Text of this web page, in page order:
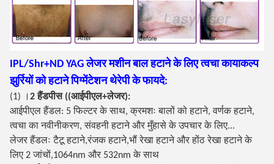
IPL/Shr+ND YAG लेजर मशीन बाल हटाने के लिए त्वचा कायाकल्प
झुर्रियों को हटाने पिग्मेंटेशन थेरेपी के फायदे:
(1) । 2 हैंडपीस ((आईपीएल+लेजर):
आईपीएल हैंडल: 5 फिल्टर के साथ, क्रमशः बालों को हटाने, वर्णक हटाने,
त्वचा का नवीनीकरण, संवहनी हटाने और मुँहासे के उपचार के लिए...
लेजर हैंडलः टैटू हटाने,रंजक हटाने,भौं रेखा हटाने और होंठ रेखा हटाने के
लिए 2 जांचों,1064nm और 532nm के साथ